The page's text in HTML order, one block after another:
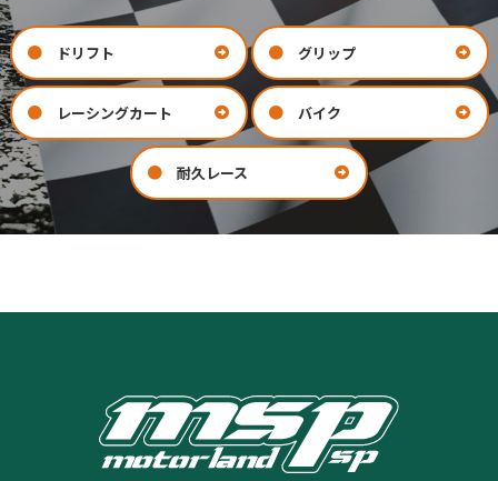
ドリフト グリップ
レーシングカート バイク
耐久レース
お問い合わせ
会社案内